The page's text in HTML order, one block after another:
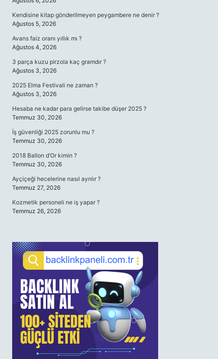
Kendisine kitap gönderilmeyen peygambere ne denir ?
Ağustos 5, 2026
Avans faiz oranı yıllık mı ?
Ağustos 4, 2026
3 parça kuzu pirzola kaç gramdır ?
Ağustos 3, 2026
2025 Elma Festivali ne zaman ?
Ağustos 3, 2026
Hesaba ne kadar para gelirse takibe düşer 2025 ?
Temmuz 30, 2026
İş güvenliği 2025 zorunlu mu ?
Temmuz 30, 2026
2018 Ballon d’Or kimin ?
Temmuz 30, 2026
Ayçiçeği hecelerine nasıl ayrılır ?
Temmuz 27, 2026
Kozmetik personeli ne iş yapar ?
Temmuz 26, 2026